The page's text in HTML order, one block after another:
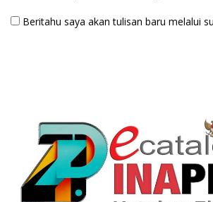
Beritahu saya akan tulisan baru melalui